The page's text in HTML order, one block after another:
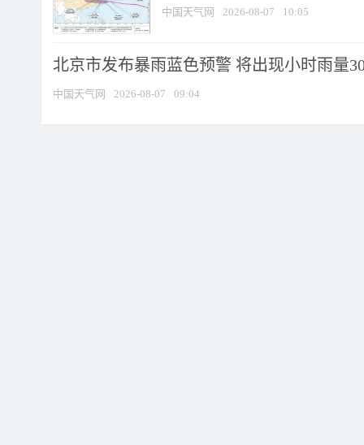
中国天气网 2026-08-07 10:05
北京市发布暴雨蓝色预警 将出现小时雨量
中国天气网 2026-08-07 09:04